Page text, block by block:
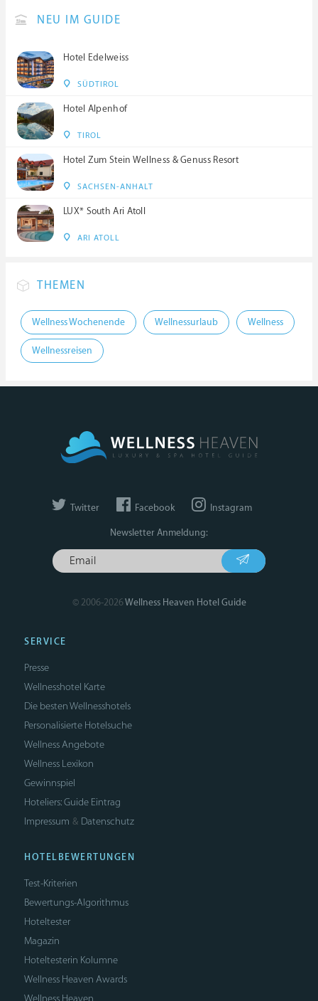
NEU IM GUIDE
Hotel Edelweiss
SÜDTIROL
Hotel Alpenhof
TIROL
Hotel Zum Stein Wellness & Genuss Resort
SACHSEN-ANHALT
LUX* South Ari Atoll
ARI ATOLL
THEMEN
Wellness Wochenende Wellnessurlaub Wellness
Wellnessreisen
Twitter Facebook Instagram
Newsletter Anmeldung:
© 2006-2026Wellness Heaven Hotel Guide
SERVICE
Presse
Wellnesshotel Karte
Die besten Wellnesshotels
Personalisierte Hotelsuche
Wellness Angebote
Wellness Lexikon
Gewinnspiel
Hoteliers: Guide Eintrag
Impressum & Datenschutz
HOTELBEWERTUNGEN
Test-Kriterien
Bewertungs-Algorithmus
Hoteltester
Magazin
Hoteltesterin Kolumne
Wellness Heaven Awards
Wellness Heaven